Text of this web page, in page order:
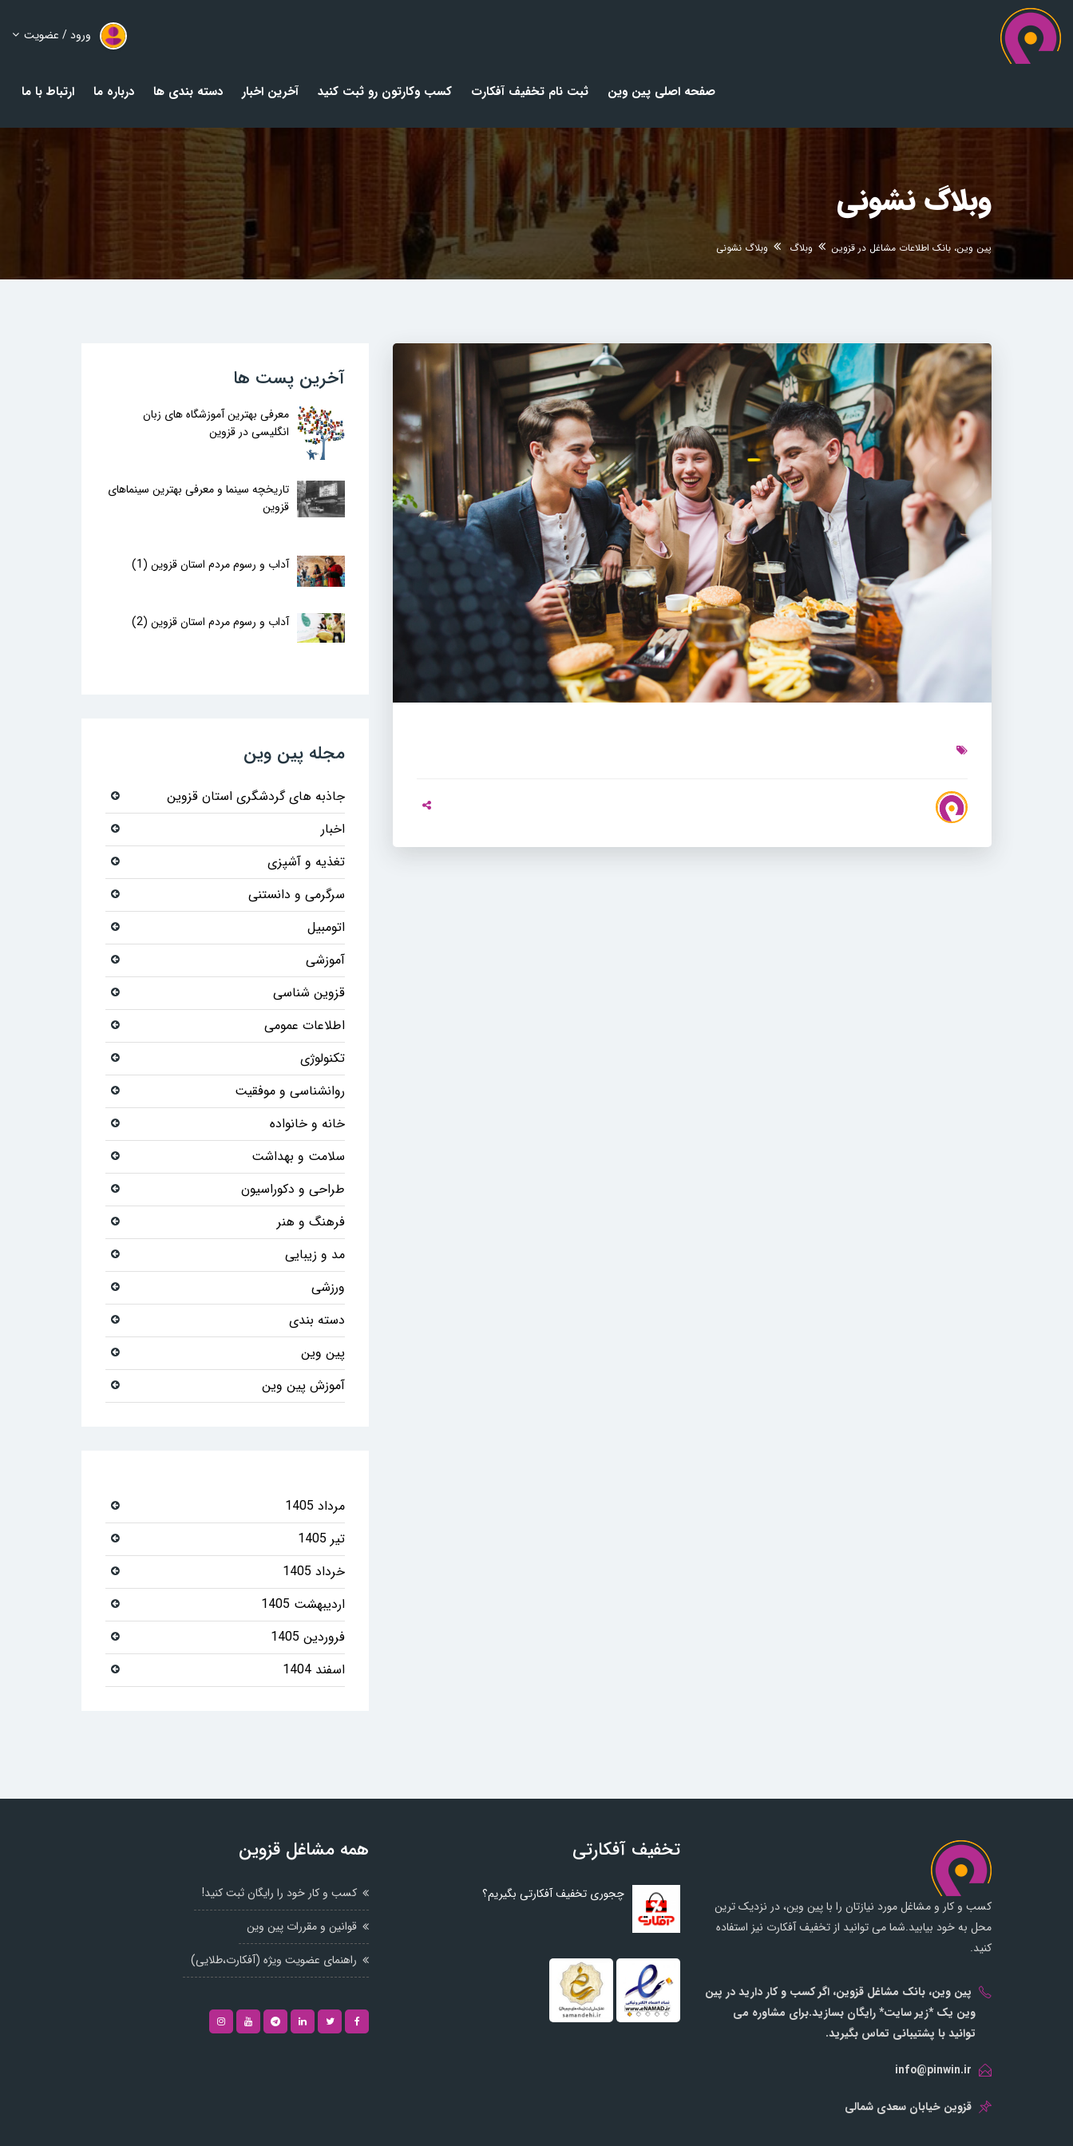
ورود / عضویت
صفحه اصلی پین وین ثبت نام تخفیف آفکارت کسب وکارتون رو ثبت کنید آخرین اخبار دسته بندی ها درباره ما ارتباط با ما
وبلاگ نشونی
پین وین، بانک اطلاعات مشاغل در قزوین وبلاگ وبلاگ نشونی
آخرین پست ها
معرفی بهترین آموزشگاه های زبان
انگلیسی در قزوین
تاریخچه سینما و معرفی بهترین سینماهای
قزوین
آداب و رسوم مردم استان قزوین (1)
آداب و رسوم مردم استان قزوین (2)
مجله پین وین
جاذبه های گردشگری استان قزوین
اخبار
تغذیه و آشپزی
سرگرمی و دانستنی
اتومبیل
آموزشی
قزوین شناسی
اطلاعات عمومی
تکنولوژی
روانشناسی و موفقیت
خانه و خانواده
سلامت و بهداشت
طراحی و دکوراسیون
فرهنگ و هنر
مد و زیبایی
ورزشی
دسته بندی
پین وین
آموزش پین وین
مرداد 1405
تیر 1405
خرداد 1405
اردیبهشت 1405
فروردین 1405
اسفند 1404
کسب و کار و مشاغل مورد نیازتان را با پین وین، در نزدیک ترین
محل به خود بیابید.شما می توانید از تخفیف آفکارت نیز استفاده
کنید.
پین وین، بانک مشاغل قزوین، اگر کسب و کار دارید در پین
وین یک *زیر سایت* رایگان بسازید.برای مشاوره می
توانید با پشتیبانی تماس بگیرید.
info@pinwin.ir
قزوین خیابان سعدی شمالی
تخفیف آفکارتی
چجوری تخفیف آفکارتی بگیریم؟
همه مشاغل قزوین
کسب و کار خود را رایگان ثبت کنید!
قوانین و مقررات پین وین
راهنمای عضویت ویژه (آفکارت،طلایی)